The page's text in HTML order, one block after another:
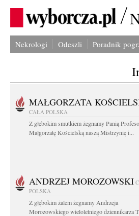
Nekrologi Odeszli Poradnik
MAŁGORZATA
CAŁA POLSKA
Z głębokim smutkiem żegnamy Panią
Małgorzatę Kościelską naszą Mistrzynię i...
ANDRZEJ MOROZOWSKI
POLSKA
Z głębokim żalem żegnamy Andrzeja
Morozowskiego wieloletniego dziennikarza